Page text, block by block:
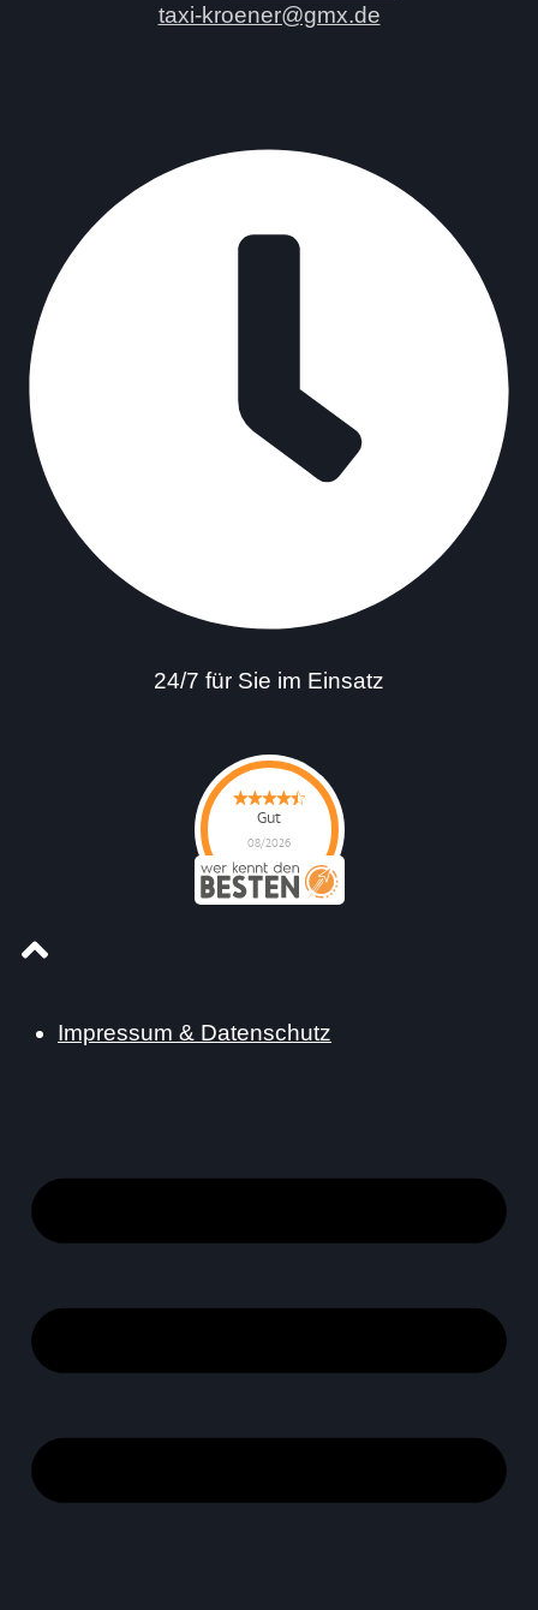
taxi-kroener@gmx.de
24/7 für Sie im Einsatz
Gut
08/2026
Impressum & Datenschutz